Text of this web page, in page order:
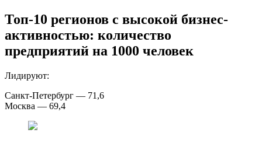
Топ-10 регионов с высокой бизнес-
активностью: количество
предприятий на 1000 человек
Лидируют:
Санкт-Петербург — 71,6
Москва — 69,4